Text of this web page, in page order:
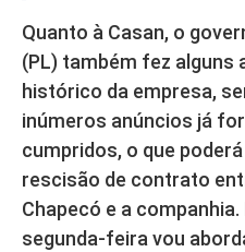
Quanto à Casan, o
(PL) também fez alguns
histórico da empresa,
inúmeros anúncios já
cumpridos, o que
rescisão de contrato
Chapecó e a
segunda-feira vou